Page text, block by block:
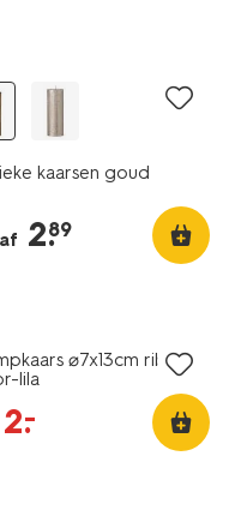
kaarsen goud
2.
89
⌀7x13cm ribbel
lila
2.
–